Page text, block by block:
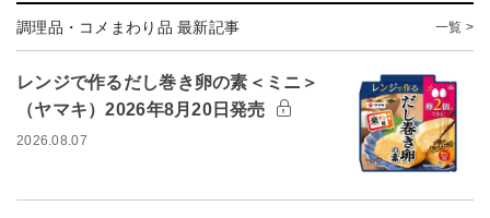
調理品・コメまわり品 最新記事 一覧 >
レンジで作るだし巻き卵の素＜ミニ＞
（ヤマキ）2026年8月20日発売
2026.08.07